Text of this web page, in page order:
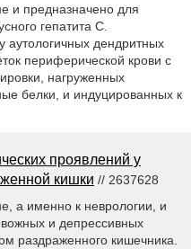
и предназначено для
гепатита С.
дендритных
периферической крови с
нагруженных
белки, и индуцированных к
проявлений у
кишки // 2637628
а именно к неврологии, и
и депрессивных
раздраженного кишечника.